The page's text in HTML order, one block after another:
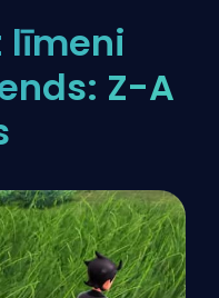
līmeni
Z-A